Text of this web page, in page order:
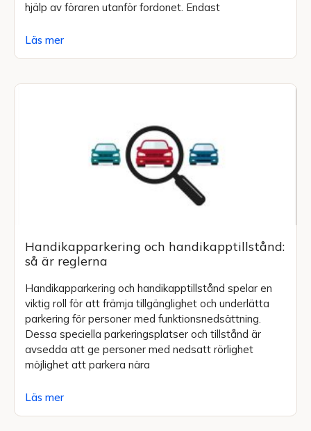
hjälp av föraren utanför fordonet. Endast
Läs mer
Handikapparkering och handikapptillstånd:
så är reglerna
Handikapparkering och handikapptillstånd spelar en
viktig roll för att främja tillgänglighet och underlätta
parkering för personer med funktionsnedsättning.
Dessa speciella parkeringsplatser och tillstånd är
avsedda att ge personer med nedsatt rörlighet
möjlighet att parkera nära
Läs mer